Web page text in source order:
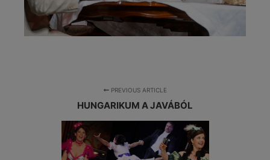
PREVIOUS ARTICLE
HUNGARIKUM A JAVÁBÓL